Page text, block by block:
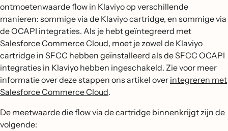
ontmoetenwaarde flow in Klaviyo op verschillende
manieren: sommige via de Klaviyo cartridge, en sommige via
de OCAPI integraties. Als je hebt geïntegreerd met
Salesforce Commerce Cloud, moet je zowel de Klaviyo
cartridge in SFCC hebben geïnstalleerd als de SFCC OCAPI
integraties in Klaviyo hebben ingeschakeld. Zie voor meer
informatie over deze stappen ons artikel over integreren met
Salesforce Commerce Cloud.
De meetwaarde die flow via de cartridge binnenkrijgt zijn de
volgende: